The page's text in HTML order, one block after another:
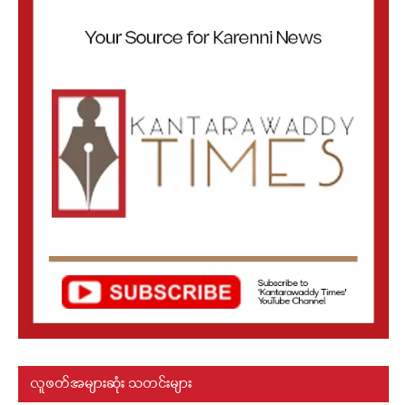
လူဖတ်အများဆုံး သတင်းများ